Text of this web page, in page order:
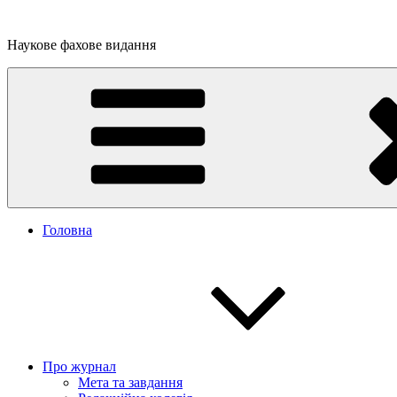
вмісту
Наукове фахове видання
Головна
Про журнал
Мета та завдання